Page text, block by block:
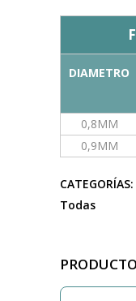
DIAMETRO
0,8MM
0,9MM
CATEGORÍAS:
Todas